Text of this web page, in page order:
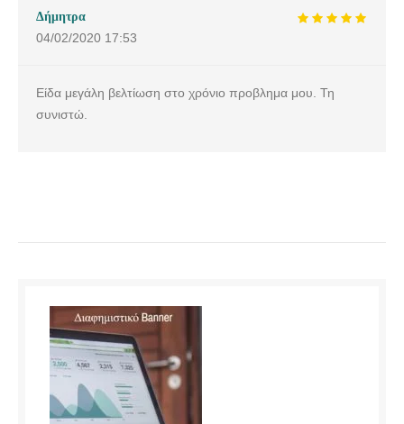
Δήμητρα
04/02/2020 17:53
Είδα μεγάλη βελτίωση στο χρόνιο προβλημα μου. Τη
συνιστώ.